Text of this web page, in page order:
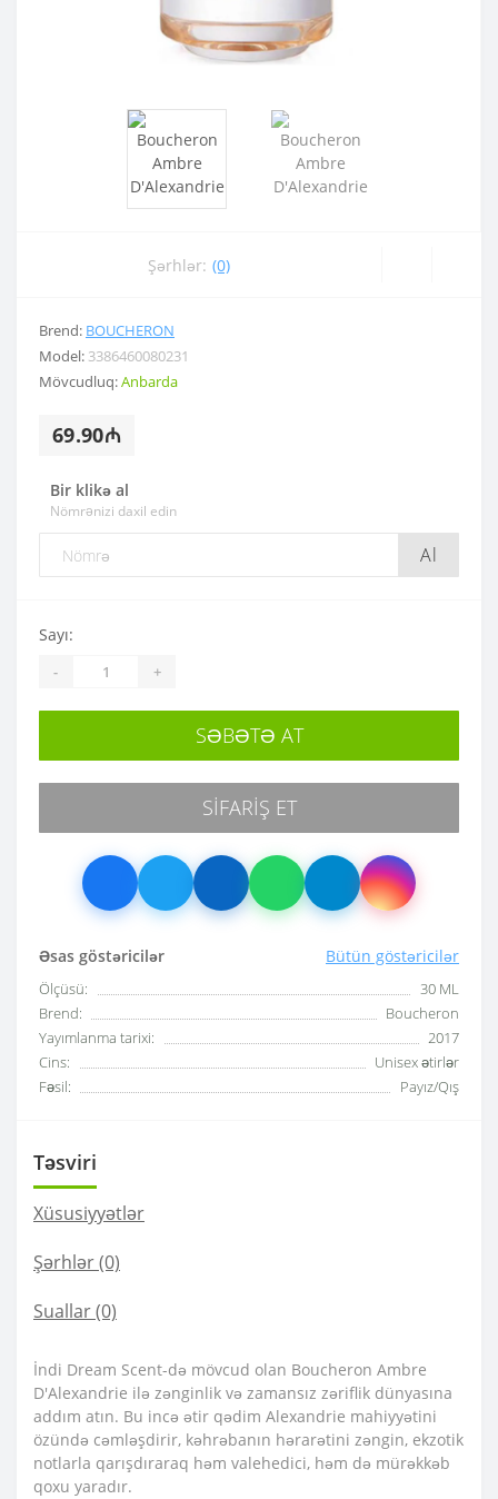
Şərhlər: (0)
Brend: BOUCHERON
Model: 3386460080231
Mövcudluq:Anbarda
69.90₼
Bir klikə al
Nömrənizi daxil edin
Al
Əsas göstəricilər Bütün göstəricilər
Ölçüsü:
30 ML
Brend:
Boucheron
Yayımlanma tarixi:
2017
Cins:
Unisex ətirlər
Fəsil:
Payız/Qış
Sayı:
- +
SƏBƏTƏ AT
SIFARIŞ ET
Təsviri
Xüsusiyyətlər
Şərhlər (0)
Suallar(0)
İndi Dream Scent-də mövcud olan Boucheron Ambre
D'Alexandrie ilə zənginlik və zamansız zəriflik dünyasına
addım atın. Bu incə ətir qədim Alexandrie mahiyyətini
özündə cəmləşdirir, kəhrəbanın hərarətini zəngin, ekzotik
notlarla qarışdıraraq həm valehedici, həm də mürəkkəb
qoxu yaradır.